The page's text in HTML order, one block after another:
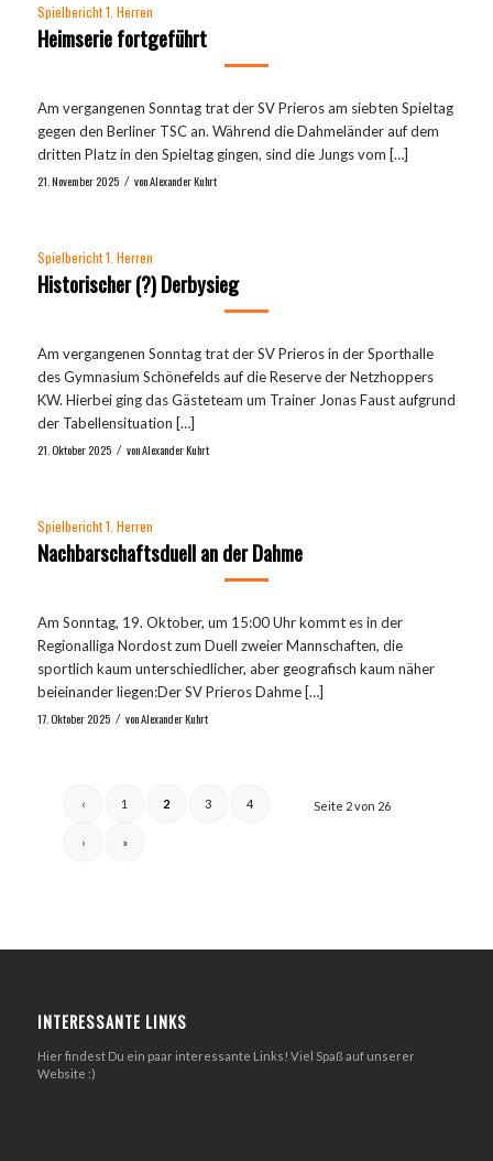
Spielbericht 1. Herren
Heimserie fortgeführt
Am vergangenen Sonntag trat der SV Prieros am siebten Spieltag
gegen den Berliner TSC an. Während die Dahmeländer auf dem
dritten Platz in den Spieltag gingen, sind die Jungs vom […]
21. November 2025 / vonAlexander Kuhrt
Spielbericht 1. Herren
Historischer (?) Derbysieg
Am vergangenen Sonntag trat der SV Prieros in der Sporthalle
des Gymnasium Schönefelds auf die Reserve der Netzhoppers
KW. Hierbei ging das Gästeteam um Trainer Jonas Faust aufgrund
der Tabellensituation […]
21. Oktober 2025 / vonAlexander Kuhrt
Spielbericht 1. Herren
Nachbarschaftsduell an der Dahme
Am Sonntag, 19. Oktober, um 15:00 Uhr kommt es in der
Regionalliga Nordost zum Duell zweier Mannschaften, die
sportlich kaum unterschiedlicher, aber geografisch kaum näher
beieinander liegen:Der SV Prieros Dahme […]
17. Oktober 2025 / vonAlexander Kuhrt
Seite 2 von 26
‹ 1 2 3 4
› »
INTERESSANTE LINKS
Hier findest Du ein paar interessante Links! Viel Spaß auf unserer
Website :)